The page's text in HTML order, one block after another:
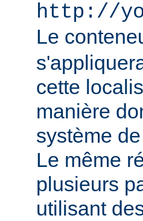
http://
Le
cette
manière
système
Le même
plusieurs
utilisant